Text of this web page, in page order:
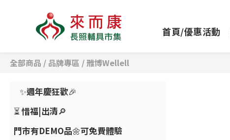
首頁/優惠活動
全部商品 / 品牌專區 /雃博Wellell
✨週年慶狂歡🎉
⏳ 惜福|出清🔎
門市有DEMO品🌼可免費體驗